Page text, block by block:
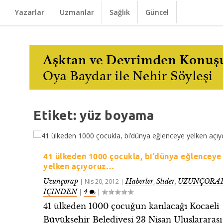
Yazarlar Uzmanlar Sağlık Güncel
Etiket:yüz boyama
41 ülkeden 1000 çocukla, bi’dünya eğlenceye
yelken açıyoruz…
Uzunçorap | Nis 20, 2012 |Haberler,Slider,
İÇİNDEN|4 |
41 ülkeden 1000 çocuğun katılacağı Kocaeli
Büyükşehir Belediyesi 23 Nisan Uluslararası